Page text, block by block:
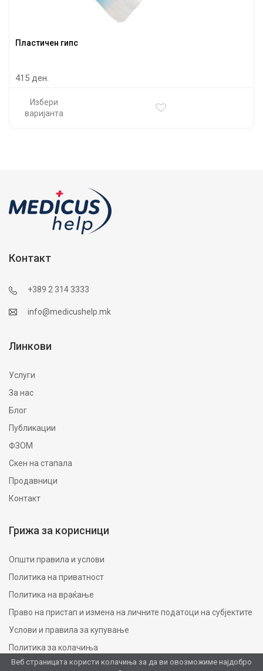
Пластичен гипс
415 ден.
Избери
варијанта
Веб страницата користи колачиња за да ви овозможиме најдобро
Контакт
+389 2 314 3333
info@medicushelp.mk
Линкови
Услуги
За нас
Блог
Публикации
ФЗОМ
Скен на стапала
Продавници
Контакт
Грижа за корисници
Општи правила и услови
Политика на приватност
Политика на враќање
Право на пристап и измена на личните податоци на субјектите
Услови и правила за купување
Политика за колачиња